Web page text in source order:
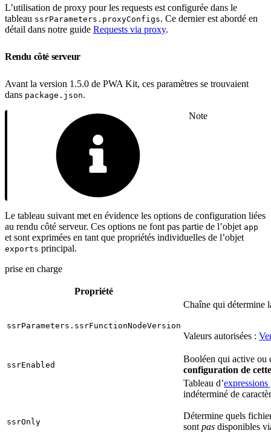
L’utilisation de proxy pour les requests est configurée dans le
tableau ssrParameters.proxyConfigs. Ce dernier est abordé en
détail dans notre guide Requests via proxy.
Rendu côté serveur
Avant la version 1.5.0 de PWA Kit, ces paramètres se trouvaient
dans package.json.
Note
Le tableau suivant met en évidence les options de configuration liées
au rendu côté serveur. Ces options ne font pas partie de l’objet app
et sont exprimées en tant que propriétés individuelles de l’objet
exports principal.
prise en charge
Propriété
ssrParameters.ssrFunctionNodeVersion
Chaîne qui détermine
Valeurs autorisées :
ssrEnabled
Booléen qui active ou
configuration de
ssrOnly
Tableau d’expressions
indéterminé de
Détermine quels
sont pas disponibles